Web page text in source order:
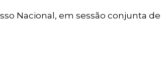
Nacional, em sessão conjunta de